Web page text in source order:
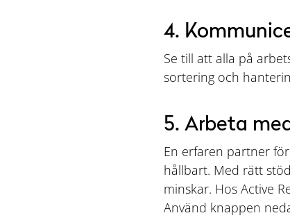
4.
Se till att alla på
sortering och
5. Arbeta
En erfaren partner
hållbart. Med rätt
minskar. Hos Active
Använd knappen